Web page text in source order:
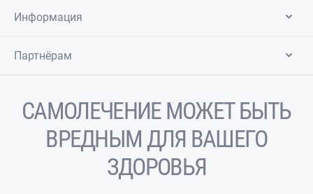
Информация
Партнёрам
САМОЛЕЧЕНИЕ МОЖЕТ БЫТЬ
ВРЕДНЫМ ДЛЯ ВАШЕГО
ЗДОРОВЬЯ